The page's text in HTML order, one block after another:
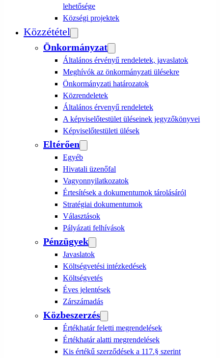
lehetősége
Községi projektek
Közzététel
Önkormányzat
Általános érvényű rendeletek, javaslatok
Meghívók az önkormányzati ülésekre
Önkormányzati határozatok
Közrendeletek
Általános érvenyű rendeletek
A képviselőtestület üléseinek jegyzőkönyvei
Képviselőtestületi ülések
Eltérően
Egyéb
Hivatali üzenőfal
Vagyonnyilatkozatok
Értesítések a dokumentumok tárolásáról
Stratégiai dokumentumok
Választások
Pályázati felhívások
Pénzügyek
Javaslatok
Költségvetési intézkedések
Költségvetés
Éves jelentések
Zárszámadás
Közbeszerzés
Értékhatár feletti megrendelések
Értékhatár alatti megrendelések
Kis értékű szerződések a 117.§ szerint